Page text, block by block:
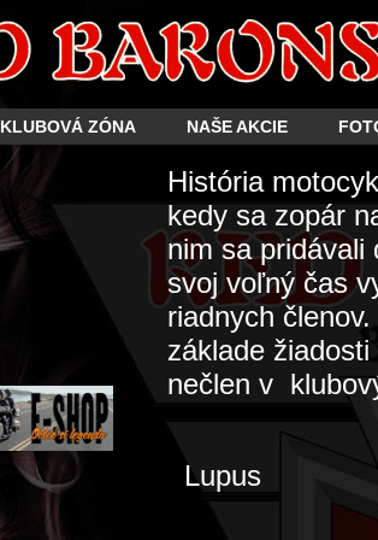
KLUBOVÁ ZÓNA NAŠE AKCIE
História
kedy sa zopár
nim sa
svoj voľný čas
riadnych
základe
nečlen v
Lupus